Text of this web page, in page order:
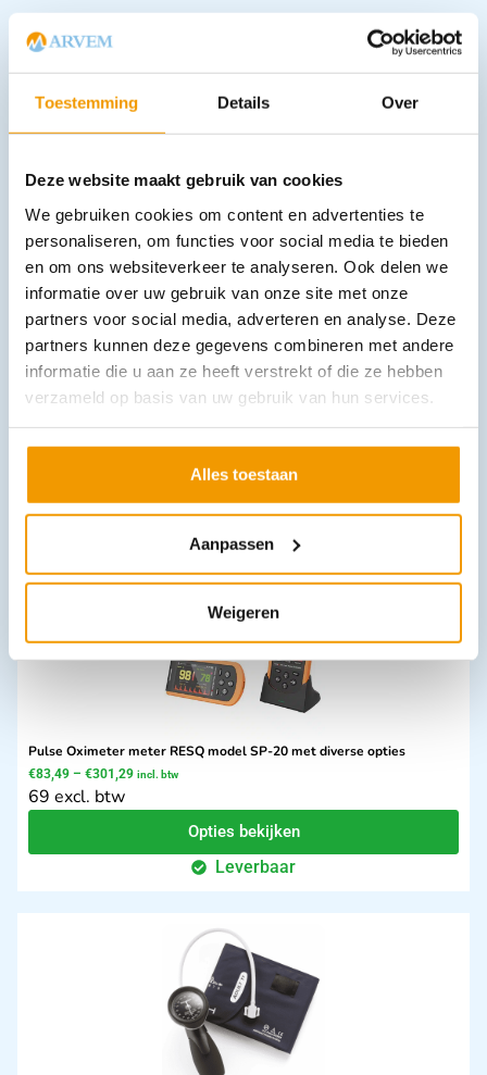
Toestemming Details Over
Deze website maakt gebruik van cookies
We gebruiken cookies om content en advertenties te
personaliseren, om functies voor social media te bieden
en om ons websiteverkeer te analyseren. Ook delen we
informatie over uw gebruik van onze site met onze
partners voor social media, adverteren en analyse. Deze
partners kunnen deze gegevens combineren met andere
informatie die u aan ze heeft verstrekt of die ze hebben
verzameld op basis van uw gebruik van hun services.
Alles toestaan
Aanpassen
Weigeren
Andere producten in deze
categorie:
Thermometer hoesjes Digitemp zonder gel
€32,16 – €34,73 incl. btw
26.58 excl. btw
Opties bekijken
Leverbaar
Pulse Oximeter meter RESQ model SP-20 met diverse opties
€83,49 – €301,29 incl. btw
69 excl. btw
Opties bekijken
Leverbaar